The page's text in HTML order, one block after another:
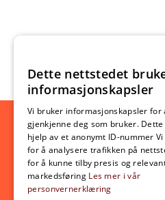
Dette nettstedet
informasjonskapsler
Vi bruker informasjonskapsler for
gjenkjenne deg som bruker.
hjelp av et anonymt ID-nummer
for å analysere trafikken på
for å kunne tilby presis og
markedsføring Les mer i vår
personvernerklæring